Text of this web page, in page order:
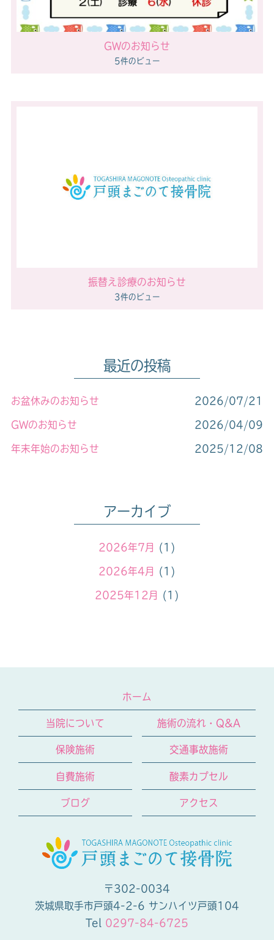
GWのお知らせ
5件のビュー
振替え診療のお知らせ
3件のビュー
最近の投稿
お盆休みのお知らせ 2026/07/21
GWのお知らせ 2026/04/09
年末年始のお知らせ​ 2025/12/08
アーカイブ
2026年7月 (1)
2026年4月 (1)
2025年12月 (1)
2025年4月(1)
2024年12月
2024年7月(1)
2024年4月(1)
2023年9月(1)
2023年4月(1)
2022年12月 (2)
ホーム
当院について 施術の流れ・Q&A
保険施術 交通事故施術
自費施術 酸素カプセル
ブログ アクセス
〒302-0034
茨城県取手市戸頭4-2-6 サンハイツ戸頭104
Tel 0297-84-6725